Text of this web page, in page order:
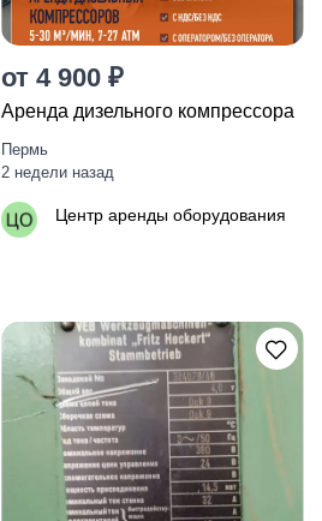
от 4 900 ₽
Аренда дизельного компрессора
Пермь
2 недели назад
Центр аренды оборудования